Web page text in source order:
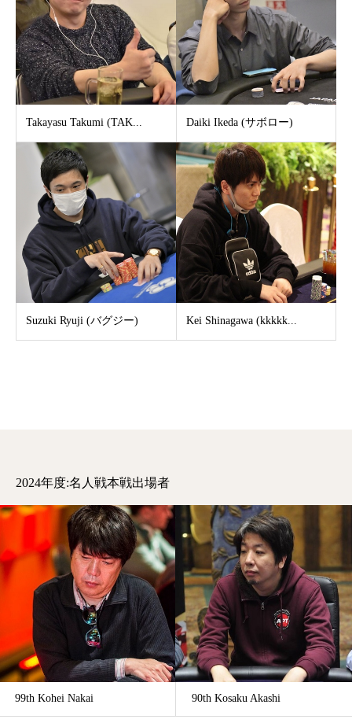
Takayasu Takumi (TAK... Daiki Ikeda (サボロー)
Suzuki Ryuji (バグジー) Kei Shinagawa (kkkkk...
2024年度:名人戦本戦出場者
99th Kohei Nakai 90th Kosaku Akashi